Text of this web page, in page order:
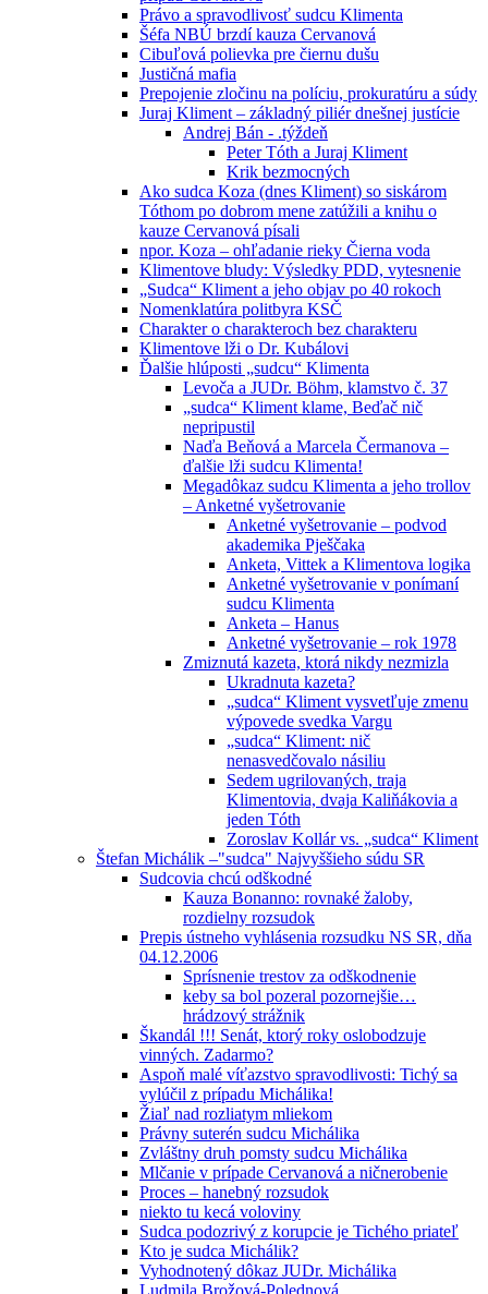
Právo a spravodlivosť sudcu Klimenta
Šéfa NBÚ brzdí kauza Cervanová
Cibuľová polievka pre čiernu dušu
Justičná mafia
Prepojenie zločinu na políciu, prokuratúru a súdy
Juraj Kliment – základný piliér dnešnej justície
Andrej Bán - .týždeň
Peter Tóth a Juraj Kliment
Krik bezmocných
Ako sudca Koza (dnes Kliment) so siskárom
Tóthom po dobrom mene zatúžili a knihu o
kauze Cervanová písali
npor. Koza – ohľadanie rieky Čierna voda
Klimentove bludy: Výsledky PDD, vytesnenie
„Sudca“ Kliment a jeho objav po 40 rokoch
Nomenklatúra politbyra KSČ
Charakter o charakteroch bez charakteru
Klimentove lži o Dr. Kubálovi
Ďalšie hlúposti „sudcu“ Klimenta
Levoča a JUDr. Böhm, klamstvo č. 37
„sudca“ Kliment klame, Beďač nič
nepripustil
Naďa Beňová a Marcela Čermanova –
ďalšie lži sudcu Klimenta!
Megadôkaz sudcu Klimenta a jeho trollov
– Anketné vyšetrovanie
Anketné vyšetrovanie – podvod
akademika Pješčaka
Anketa, Vittek a Klimentova logika
Anketné vyšetrovanie v ponímaní
sudcu Klimenta
Anketa – Hanus
Anketné vyšetrovanie – rok 1978
Zmiznutá kazeta, ktorá nikdy nezmizla
Ukradnuta kazeta?
„sudca“ Kliment vysvetľuje zmenu
výpovede svedka Vargu
„sudca“ Kliment: nič
nenasvedčovalo násiliu
Sedem ugrilovaných, traja
Klimentovia, dvaja Kaliňákovia a
jeden Tóth
Zoroslav Kollár vs. „sudca“ Kliment
Štefan Michálik –"sudca" Najvyššieho súdu SR
Sudcovia chcú odškodné
Kauza Bonanno: rovnaké žaloby,
rozdielny rozsudok
Prepis ústneho vyhlásenia rozsudku NS SR, dňa
04.12.2006
Sprísnenie trestov za odškodnenie
keby sa bol pozeral pozornejšie…
hrádzový strážnik
Škandál !!! Senát, ktorý roky oslobodzuje
vinných. Zadarmo?
Aspoň malé víťazstvo spravodlivosti: Tichý sa
vylúčil z prípadu Michálika!
Žiaľ nad rozliatym mliekom
Právny suterén sudcu Michálika
Zvláštny druh pomsty sudcu Michálika
Mlčanie v prípade Cervanová a ničnerobenie
Proces – hanebný rozsudok
niekto tu kecá voloviny
Sudca podozrivý z korupcie je Tichého priateľ
Kto je sudca Michálik?
Vyhodnotený dôkaz JUDr. Michálika
Ludmila Brožová-Polednová